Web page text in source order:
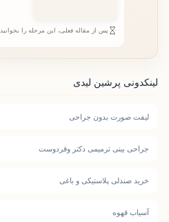
پس از مقاله فعلی، این مرحله را بخوانید
لینکدونی پرشین لیدی
لیفت صورت بدون جراحی
جراحی بینی ترمیمی دکتر وقردوست
خرید صندلی پلاستیکی و باغی
آسیاب قهوه